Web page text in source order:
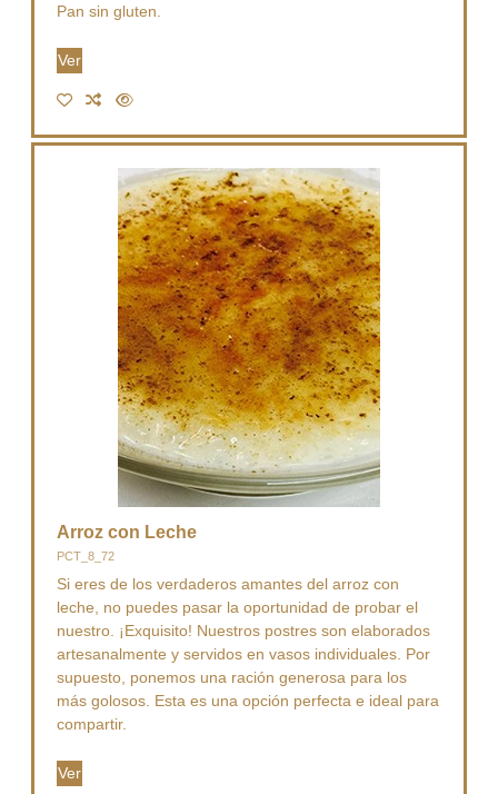
Pan sin gluten.
Ver
Arroz con Leche
PCT_8_72
Si eres de los verdaderos amantes del arroz con
leche, no puedes pasar la oportunidad de probar el
nuestro. ¡Exquisito! Nuestros postres son elaborados
artesanalmente y servidos en vasos individuales. Por
supuesto, ponemos una ración generosa para los
más golosos. Esta es una opción perfecta e ideal para
compartir.
Ver